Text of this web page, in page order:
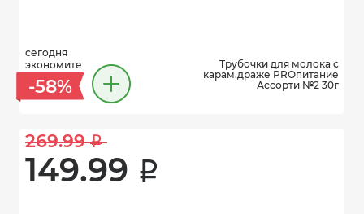
сегодня
экономите
-58%
Трубочки для молока с
карам.драже PROпитание
Ассорти №2 30г
269.99 i
149.99 i